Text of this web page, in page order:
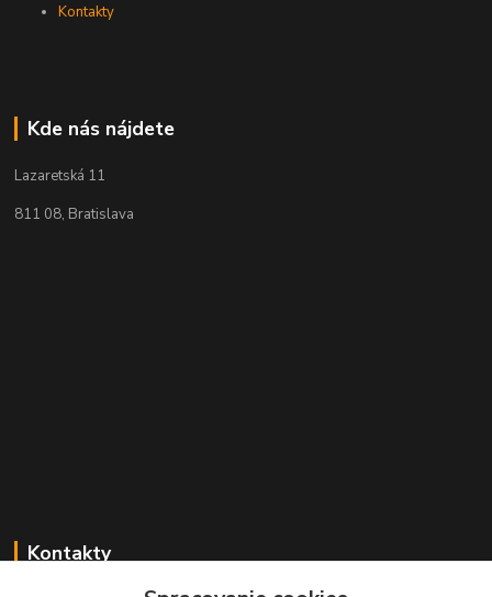
Kontakty
Kde nás nájdete
Lazaretská 11
811 08, Bratislava
Kontakty